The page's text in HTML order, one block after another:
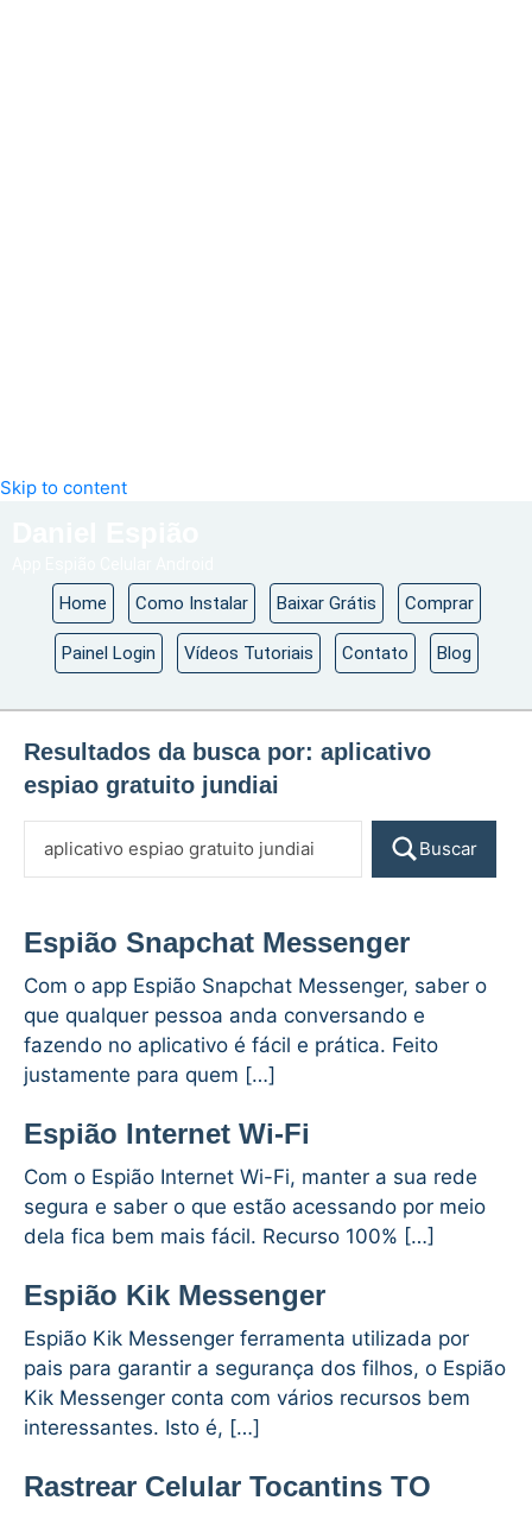
Skip to content
Home Como Instalar Baixar Grátis Comprar
Painel Login Vídeos Tutoriais Contato Blog
Resultados da busca por: aplicativo
espiao gratuito jundiai
Buscar
Espião Snapchat Messenger
Com o app Espião Snapchat Messenger, saber o
que qualquer pessoa anda conversando e
fazendo no aplicativo é fácil e prática. Feito
justamente para quem […]
Espião Internet Wi-Fi
Com o Espião Internet Wi-Fi, manter a sua rede
segura e saber o que estão acessando por meio
dela fica bem mais fácil. Recurso 100% […]
Espião Kik Messenger
Espião Kik Messenger ferramenta utilizada por
pais para garantir a segurança dos filhos, o Espião
Kik Messenger conta com vários recursos bem
interessantes. Isto é, […]
Rastrear Celular Tocantins TO